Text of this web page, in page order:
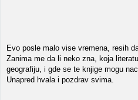
Evo posle malo vise vremena, resih
Zanima me da li neko zna, koja
geografiju, i gde se te knjige mogu
Unapred hvala i pozdrav svima.